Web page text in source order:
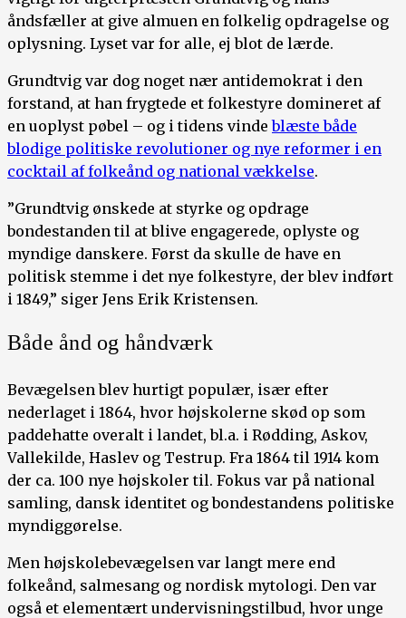
åndsfæller at give almuen en folkelig opdragelse og
oplysning. Lyset var for alle, ej blot de lærde.
Grundtvig var dog noget nær antidemokrat i den
forstand, at han frygtede et folkestyre domineret af
en uoplyst pøbel – og i tidens vindeblæste både
blodige politiske revolutioner og nye reformer i en
cocktail af folkeånd og national vækkelse.
”Grundtvig ønskede at styrke og opdrage
bondestanden til at blive engagerede, oplyste og
myndige danskere. Først da skulle de have en
politisk stemme i det nye folkestyre, der blev indført
i 1849,” siger Jens Erik Kristensen.
Både ånd og håndværk
Bevægelsen blev hurtigt populær, især efter
nederlaget i 1864, hvor højskolerne skød op som
paddehatte overalt i landet, bl.a. i Rødding, Askov,
Vallekilde, Haslev og Testrup. Fra 1864 til 1914 kom
der ca. 100 nye højskoler til. Fokus var på national
samling, dansk identitet og bondestandens politiske
myndiggørelse.
Men højskolebevægelsen var langt mere end
folkeånd, salmesang og nordisk mytologi. Den var
også et elementært undervisningstilbud, hvor unge